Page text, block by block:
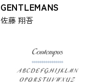
GENTLEMANS
佐藤 翔吾